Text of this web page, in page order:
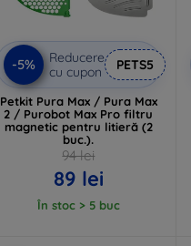
-5%
Reducere
cu cupon
PETS5
Petkit Pura Max / Pura Max
2 / Purobot Max Pro filtru
magnetic pentru litieră (2
buc.).
94 lei
89 lei
În stoc > 5 buc